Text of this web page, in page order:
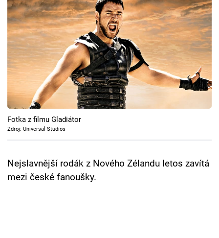
Filmy
Seriály
Hry
Cool Esport
Pořady
TV Program
Fotka z filmu Gladiátor
Zdroj: Universal Studios
Nejslavnější rodák z Nového Zélandu letos zavítá
mezi české fanoušky.